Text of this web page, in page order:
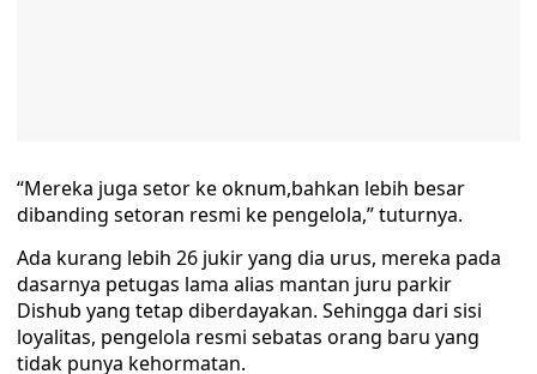
“Mereka juga setor ke oknum,bahkan lebih besar
dibanding setoran resmi ke pengelola,” tuturnya.
Ada kurang lebih 26 jukir yang dia urus, mereka pada
dasarnya petugas lama alias mantan juru parkir
Dishub yang tetap diberdayakan. Sehingga dari sisi
loyalitas, pengelola resmi sebatas orang baru yang
tidak punya kehormatan.